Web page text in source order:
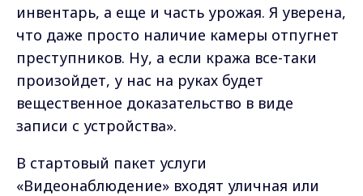
инвентарь, а еще и часть урожая. Я уверена,
что даже просто наличие камеры отпугнет
преступников. Ну, а если кража все-таки
произойдет, у нас на руках будет
вещественное доказательство в виде
записи с устройства».
В стартовый пакет услуги
«Видеонаблюдение» входят уличная или